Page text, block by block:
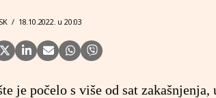
/ 18.10.2022. u 20:03
je počelo s više od sat